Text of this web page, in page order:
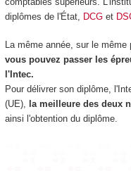
diplômes de l'État,
DCGet
La même année, sur le
vous pouvez passer les
l'Intec.
Pour délivrer son diplôme,
(UE), la meilleure des deux
ainsi l'obtention du diplôme.